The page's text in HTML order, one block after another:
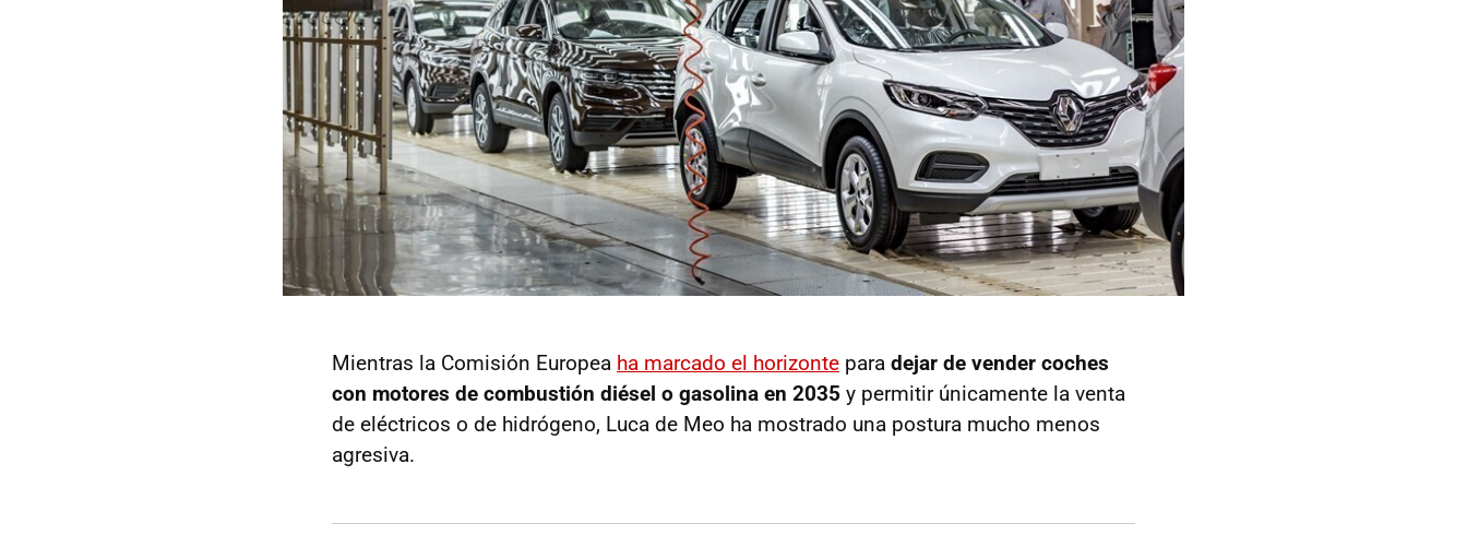
Mientras la Comisión Europea ha marcado el horizonte para dejar de vender coches
con motores de combustión diésel o gasolina en 2035 y permitir únicamente la venta
de eléctricos o de hidrógeno, Luca de Meo ha mostrado una postura mucho menos
agresiva.